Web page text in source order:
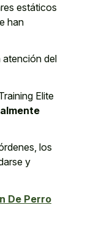
estáticos
han
atención del
Elite
los
y
De Perro